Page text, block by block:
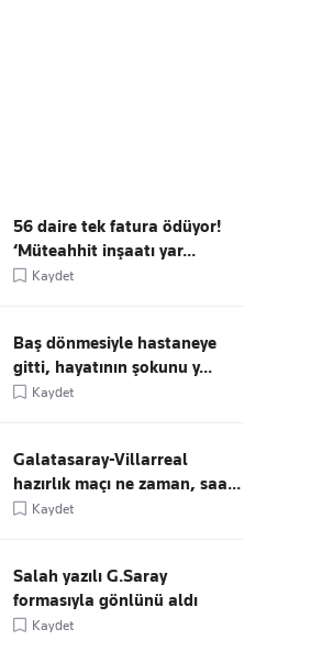
56 daire tek fatura ödüyor!
‘Müteahhit inşaatı yar...
Kaydet
Baş dönmesiyle hastaneye
gitti, hayatının şokunu y...
Kaydet
Galatasaray-Villarreal
hazırlık maçı ne zaman, saa...
Kaydet
Salah yazılı G.Saray
formasıyla gönlünü aldı
Kaydet